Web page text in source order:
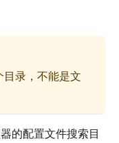
录，不能是文
的配置文件搜索目